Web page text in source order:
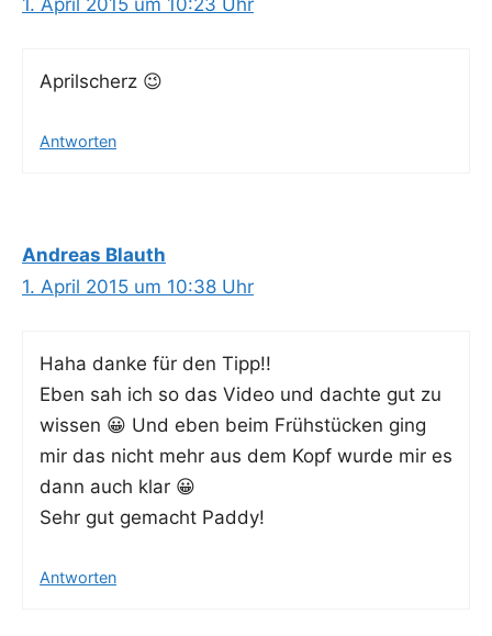
April­scherz 😉
Antworten
Andreas Blauth
1. April 2015 um 10:38 Uhr
Haha dan­ke für den Tipp!!
Eben sah ich so das Video und dach­te gut zu
wis­sen 😀 Und eben beim Früh­stü­cken ging
mir das nicht mehr aus dem Kopf wur­de mir es
dann auch klar 😀
Sehr gut gemacht Paddy!
Antworten